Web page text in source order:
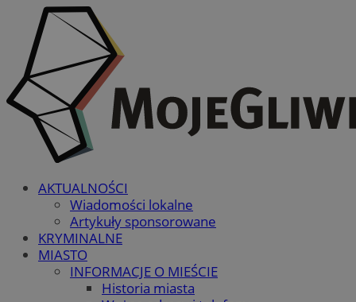
AKTUALNOŚCI
Wiadomości lokalne
Artykuły sponsorowane
KRYMINALNE
MIASTO
INFORMACJE O MIEŚCIE
Historia miasta